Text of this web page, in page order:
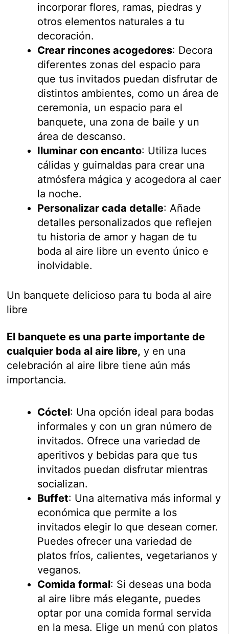
incorporar flores, ramas, piedras y
otros elementos naturales a tu
decoración.
Crear rincones acogedores: Decora
diferentes zonas del espacio para
que tus invitados puedan disfrutar de
distintos ambientes, como un área de
ceremonia, un espacio para el
banquete, una zona de baile y un
área de descanso.
Iluminar con encanto: Utiliza luces
cálidas y guirnaldas para crear una
atmósfera mágica y acogedora al caer
la noche.
Personalizar cada detalle: Añade
detalles personalizados que reflejen
tu historia de amor y hagan de tu
boda al aire libre un evento único e
inolvidable.
Un banquete delicioso para tu boda al aire
libre
El banquete es una parte importante de
cualquier boda al aire libre, y en una
celebración al aire libre tiene aún más
importancia.
Cóctel: Una opción ideal para bodas
informales y con un gran número de
invitados. Ofrece una variedad de
aperitivos y bebidas para que tus
invitados puedan disfrutar mientras
socializan.
Buffet: Una alternativa más informal y
económica que permite a los
invitados elegir lo que desean comer.
Puedes ofrecer una variedad de
platos fríos, calientes, vegetarianos y
veganos.
Comida formal: Si deseas una boda
al aire libre más elegante, puedes
optar por una comida formal servida
en la mesa. Elige un menú con platos